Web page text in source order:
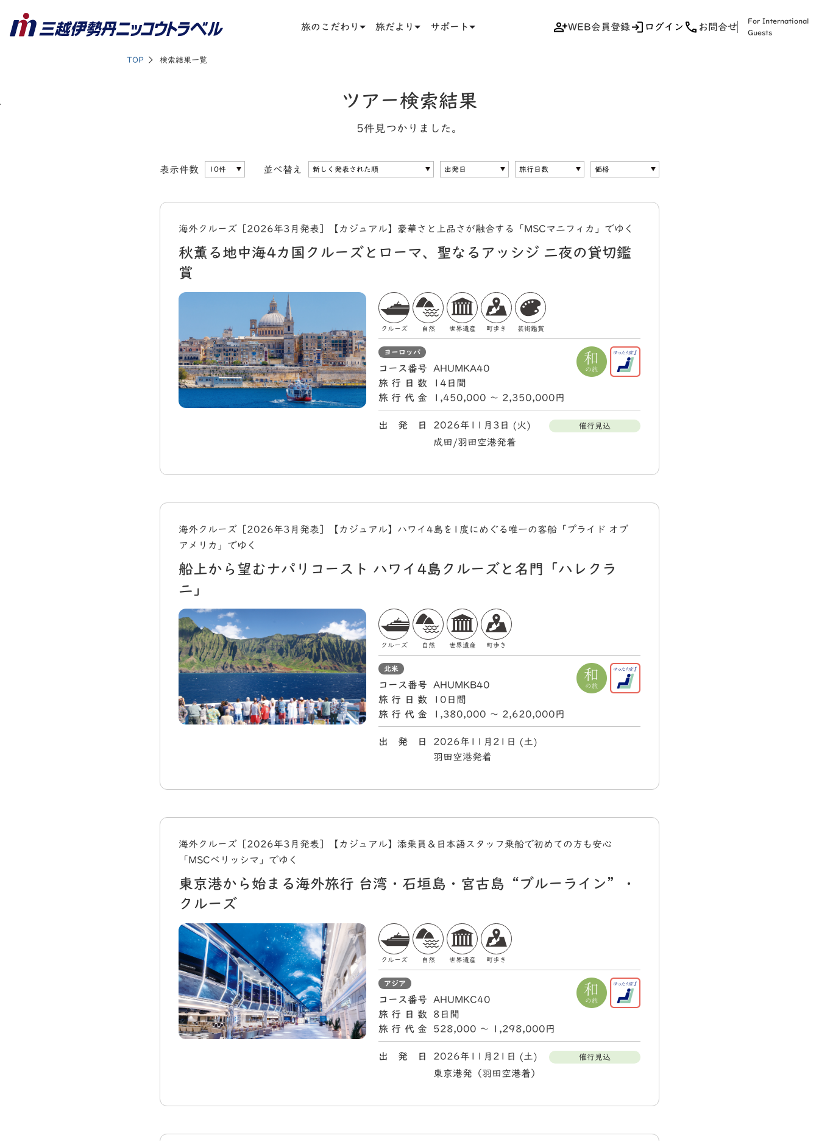
旅のこだわり 旅だより サポート WEB会員登録 ログイン お問合せ
For International
Guests
TOP 検索結果一覧
ツアー検索結果
5件見つかりました。
表示件数 並べ替え
海外クルーズ［2026年3月発表］【カジュアル】豪華さと上品さが融合する「MSCマニフィカ」でゆく
秋薫る地中海4カ国クルーズとローマ、聖なるアッシジ 二夜の貸切鑑
賞
クルーズ 自然 世界遺産 町歩き 芸術鑑賞
ヨーロッパ
コース番号
AHUMKA40
旅行日数
14日間
旅行代金
1,450,000 〜 2,350,000円
出 発 日 2026年11月3日 (火) 催行見込
成田/羽田空港発着
海外クルーズ［2026年3月発表］【カジュアル】ハワイ4島を1度にめぐる唯一の客船「プライド オブ
アメリカ」でゆく
船上から望むナパリコースト ハワイ4島クルーズと名門「ハレクラ
ニ」
クルーズ 自然 世界遺産 町歩き
北米
コース番号
AHUMKB40
旅行日数
10日間
旅行代金
1,380,000 〜 2,620,000円
出 発 日
2026年11月21日 (土)
羽田空港発着
海外クルーズ［2026年3月発表］【カジュアル】添乗員＆日本語スタッフ乗船で初めての方も安心
「MSCベリッシマ」でゆく
東京港から始まる海外旅行 台湾・石垣島・宮古島“ブルーライン”・
クルーズ
クルーズ 自然 世界遺産 町歩き
アジア
コース番号
AHUMKC40
旅行日数
8日間
旅行代金
528,000 〜 1,298,000円
出 発 日 2026年11月21日 (土) 催行見込
東京港発（羽田空港着）